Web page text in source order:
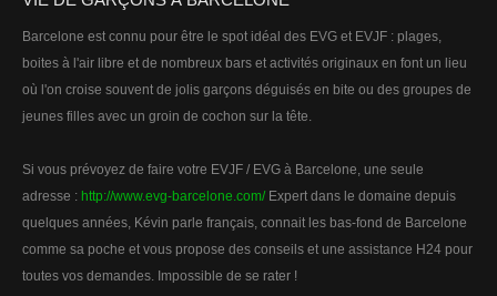
Barcelone est connu pour être le spot idéal des EVG et EVJF : plages,
boites à l'air libre et de nombreux bars et activités originaux en font un lieu
où l'on croise souvent de jolis garçons déguisés en bite ou des groupes de
jeunes filles avec un groin de cochon sur la tête.
Si vous prévoyez de faire votre EVJF / EVG à Barcelone, une seule
adresse : http://www.evg-barcelone.com/Expert dans le domaine depuis
quelques années, Kévin parle français, connait les bas-fond de Barcelone
comme sa poche et vous propose des conseils et une assistance H24 pour
toutes vos demandes. Impossible de se rater !